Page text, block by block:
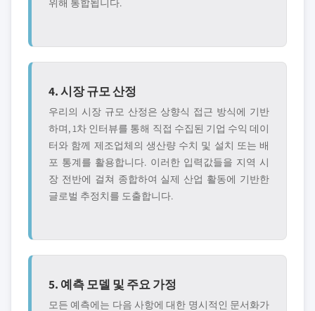
위해 통합됩니다.
4. 시장 규모 산정
우리의 시장 규모 산정은 상향식 접근 방식에 기반
하며, 1차 인터뷰를 통해 직접 수집된 기업 수익 데이
터와 함께 제조업체의 생산량 수치 및 설치 또는 배
포 통계를 활용합니다. 이러한 입력값들을 지역 시
장 전반에 걸쳐 종합하여 실제 산업 활동에 기반한
글로벌 추정치를 도출합니다.
5. 예측 모델 및 주요 가정
모든 예측에는 다음 사항에 대한 명시적인 문서화가